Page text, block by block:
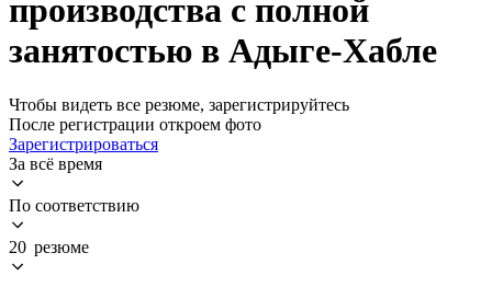
производства с полной
занятостью в Адыге-Хабле
Чтобы видеть все резюме, зарегистрируйтесь
После регистрации откроем фото
Зарегистрироваться
За всё время
По соответствию
20 резюме